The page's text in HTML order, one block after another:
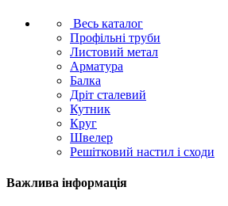
Весь каталог
Профільні труби
Листовий метал
Арматура
Балка
Дріт сталевий
Кутник
Круг
Швелер
Решітковий настил і сходи
Важлива інформація